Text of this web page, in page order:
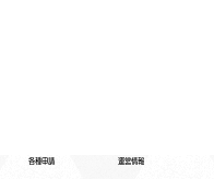
各種申請 運営情報